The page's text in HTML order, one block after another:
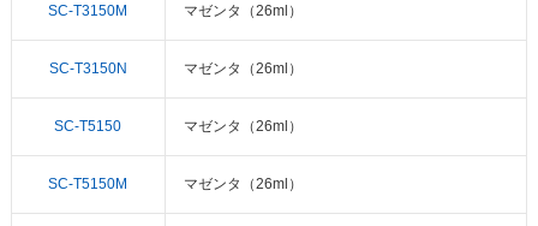
SC-T3150M マゼンタ（26ml）
SC-T3150N マゼンタ（26ml）
SC-T5150 マゼンタ（26ml）
SC-T5150M マゼンタ（26ml）